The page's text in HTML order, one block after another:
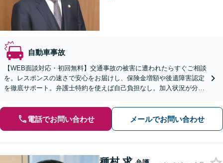
自動車事故
【WEB面談対応・初回無料】交通事故の被害に遭われたらすぐご相談
を。レスポンスの速さで安心をお届けし、保険金増額や後遺障害認定
を徹底サポート。弁護士特約を使えば自己負担なし。加入状況が分か
電話でお問い合わせ メールでお問い合わせ